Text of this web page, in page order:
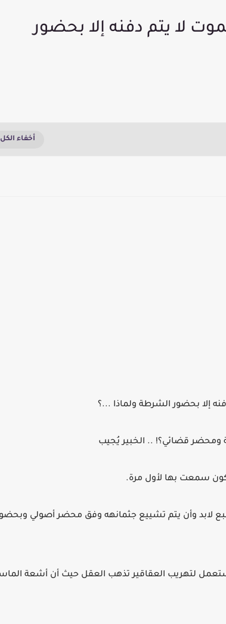
لا يتم دفنه إلا بحضور
إلا بحضور الشرطة ولماذا ...؟
ومحضر قضائي؟! .. الخبير يُجيب
سمعت بها لأول مرة.
لابد وأن يتم تشييع جثمانهه وفق محضر أصولي
50 ألف دولار لأنه يستعمل لتهريب العقاقير تذهب العقل حيث أن أشعة